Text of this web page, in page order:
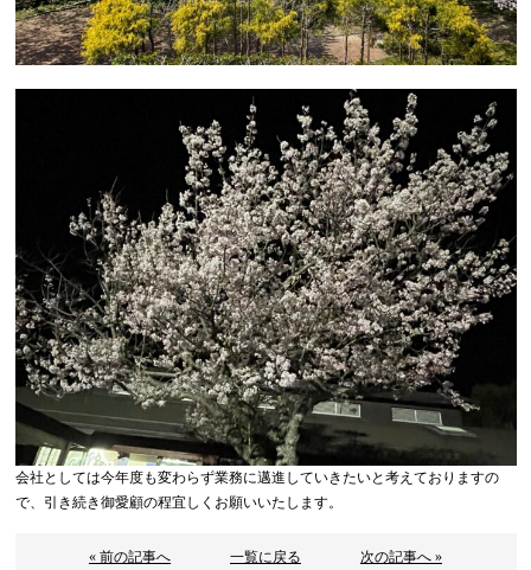
会社としては今年度も変わらず業務に邁進していきたいと考えておりますの
で、引き続き御愛顧の程宜しくお願いいたします。
« 前の記事へ 一覧に戻る 次の記事へ »